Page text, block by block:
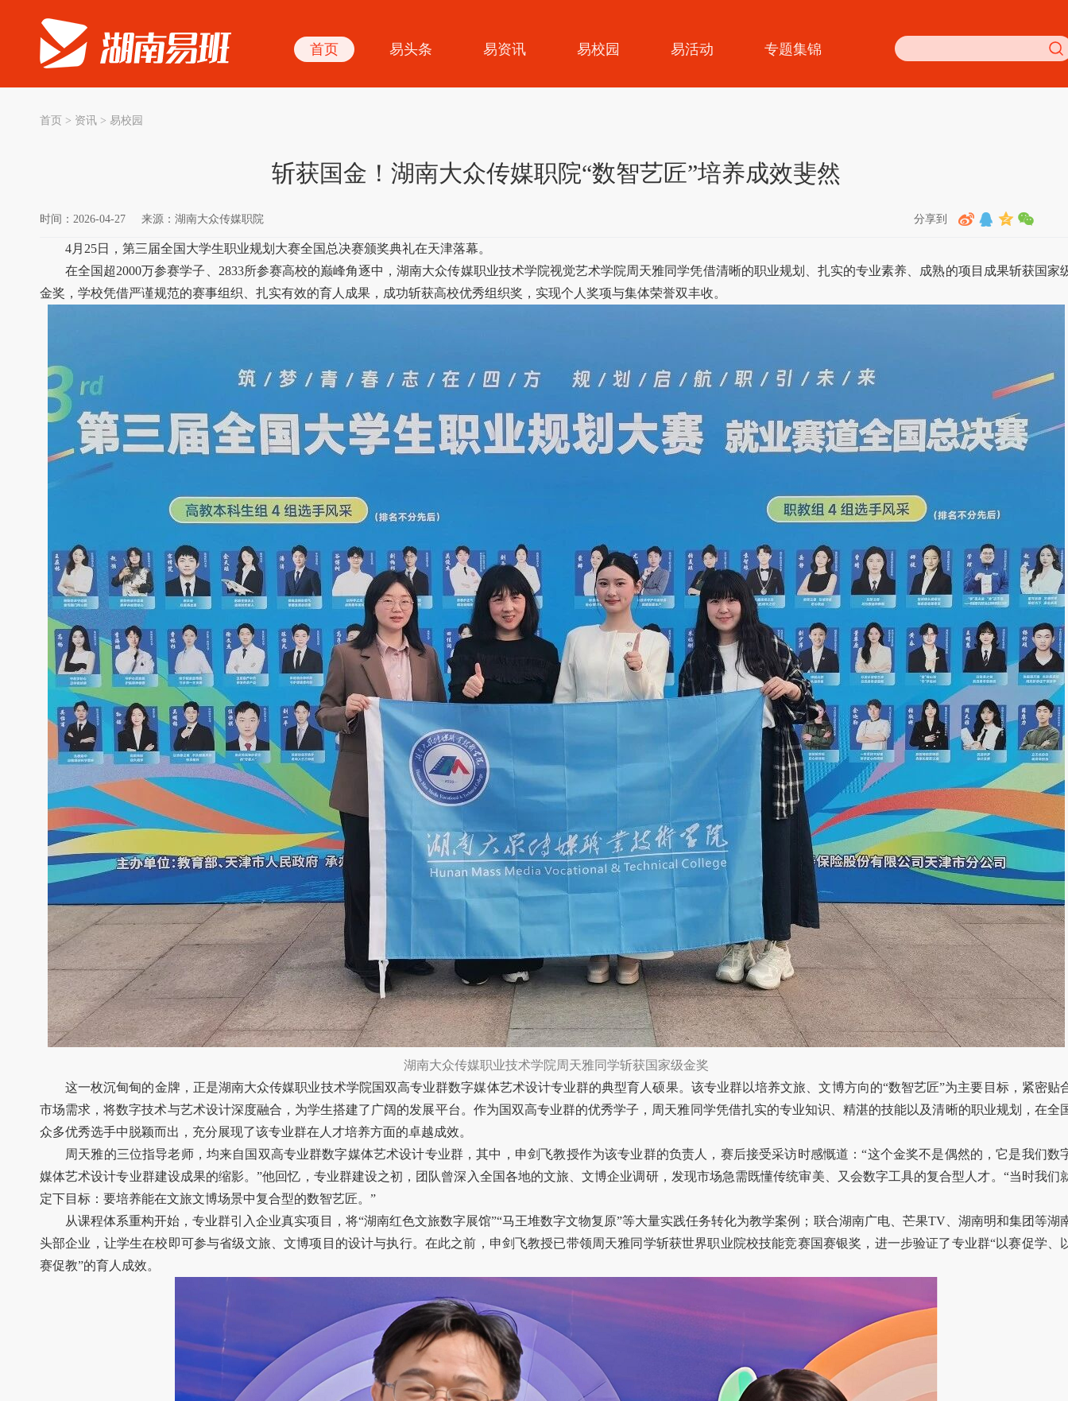
首页 易头条 易资讯 易校园 易活动 专题集锦
首页 > 资讯 > 易校园
斩获国金！湖南大众传媒职院“数智艺匠”培养成效斐然
时间：2026-04-27 来源：湖南大众传媒职院 分享到
4月25日，第三届全国大学生职业规划大赛全国总决赛颁奖典礼在天津落幕。
在全国超2000万参赛学子、2833所参赛高校的巅峰角逐中，湖南大众传媒职业技术学院视觉艺术学院周天雅同学凭借清晰的职业规划、扎实的专业素养、成熟的项目成果斩获国家
金奖，学校凭借严谨规范的赛事组织、扎实有效的育人成果，成功斩获高校优秀组织奖，实现个人奖项与集体荣誉双丰收。
湖南大众传媒职业技术学院周天雅同学斩获国家级金奖
这一枚沉甸甸的金牌，正是湖南大众传媒职业技术学院国双高专业群数字媒体艺术设计专业群的典型育人硕果。该专业群以培养文旅、文博方向的“数智艺匠”为主要目标，紧密贴
市场需求，将数字技术与艺术设计深度融合，为学生搭建了广阔的发展平台。作为国双高专业群的优秀学子，周天雅同学凭借扎实的专业知识、精湛的技能以及清晰的职业规划，在全
众多优秀选手中脱颖而出，充分展现了该专业群在人才培养方面的卓越成效。
周天雅的三位指导老师，均来自国双高专业群数字媒体艺术设计专业群，其中，申剑飞教授作为该专业群的负责人，赛后接受采访时感慨道：“这个金奖不是偶然的，它是我们数
媒体艺术设计专业群建设成果的缩影。”他回忆，专业群建设之初，团队曾深入全国各地的文旅、文博企业调研，发现市场急需既懂传统审美、又会数字工具的复合型人才。“当时我们
定下目标：要培养能在文旅文博场景中复合型的数智艺匠。”
从课程体系重构开始，专业群引入企业真实项目，将“湖南红色文旅数字展馆”“马王堆数字文物复原”等大量实践任务转化为教学案例；联合湖南广电、芒果TV、湖南明和集团等湖
头部企业，让学生在校即可参与省级文旅、文博项目的设计与执行。在此之前，申剑飞教授已带领周天雅同学斩获世界职业院校技能竞赛国赛银奖，进一步验证了专业群“以赛促学、
赛促教”的育人成效。